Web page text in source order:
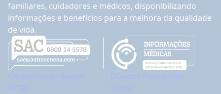
familiares, cuidadores e médicos, disponibilizando
informações e benefícios para a melhora da qualidade
de vida.
Condições de Saúde
ATTRv
Dúvidas frequentes
Sobre